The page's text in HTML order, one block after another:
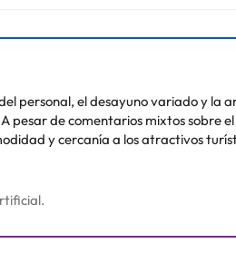
personal, el desayuno variado y la
pesar de comentarios mixtos sobre
y cercanía a los atractivos